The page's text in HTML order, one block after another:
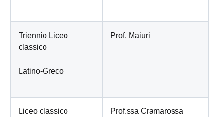
Triennio Liceo
classico
Latino-Greco
Prof. Maiuri
Liceo classico Prof.ssa Cramarossa